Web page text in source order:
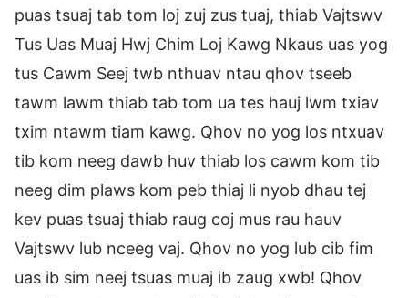
puas tsuaj tab tom loj zuj zus tuaj, thiab Vajtswv
Tus Uas Muaj Hwj Chim Loj Kawg Nkaus uas yog
tus Cawm Seej twb nthuav ntau qhov tseeb
tawm lawm thiab tab tom ua tes hauj lwm txiav
txim ntawm tiam kawg. Qhov no yog los ntxuav
tib kom neeg dawb huv thiab los cawm kom tib
neeg dim plaws kom peb thiaj li nyob dhau tej
kev puas tsuaj thiab raug coj mus rau hauv
Vajtswv lub nceeg vaj. Qhov no yog lub cib fim
uas ib sim neej tsuas muaj ib zaug xwb! Qhov